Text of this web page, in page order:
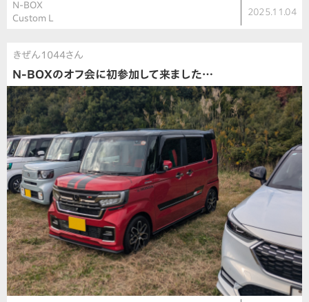
N-BOX
Custom L
2025.11.04
きぜん1044さん
N-BOXのオフ会に初参加して来ました…